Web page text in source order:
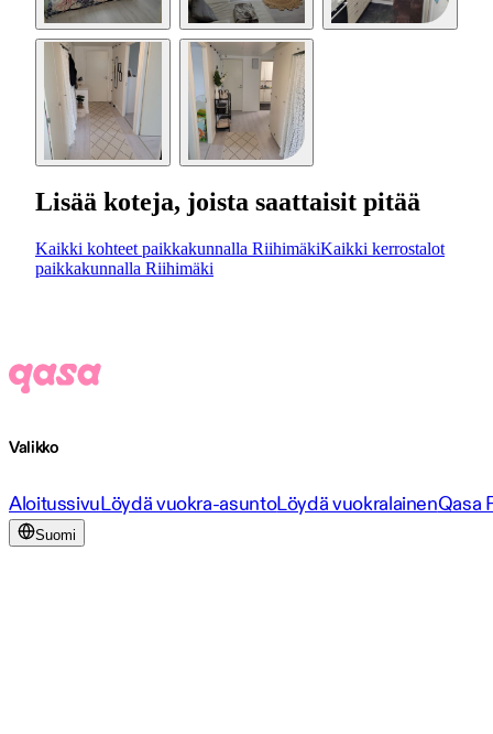
Lisää koteja, joista saattaisit pitää
Kaikki kohteet paikkakunnalla RiihimäkiKaikki kerrostalot
paikkakunnalla Riihimäki
Valikko
AloitussivuLöydä vuokra-asuntoLöydä vuokralainenQasa
Suomi